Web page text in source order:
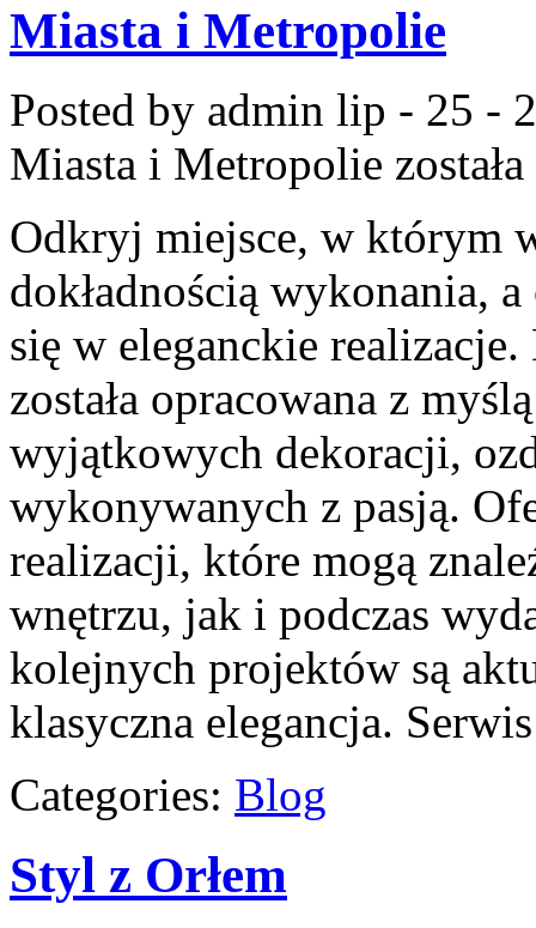
Miasta i Metropolie
Posted by admin lip - 25 -
Miasta i Metropolie
Odkryj miejsce, w którym
dokładnością wykonania,
się w eleganckie
została opracowana z
wyjątkowych dekoracji,
wykonywanych z pasją.
realizacji, które mogą
wnętrzu, jak i podczas
kolejnych projektów są
klasyczna elegancja.
Categories: Blog
Styl z Orłem